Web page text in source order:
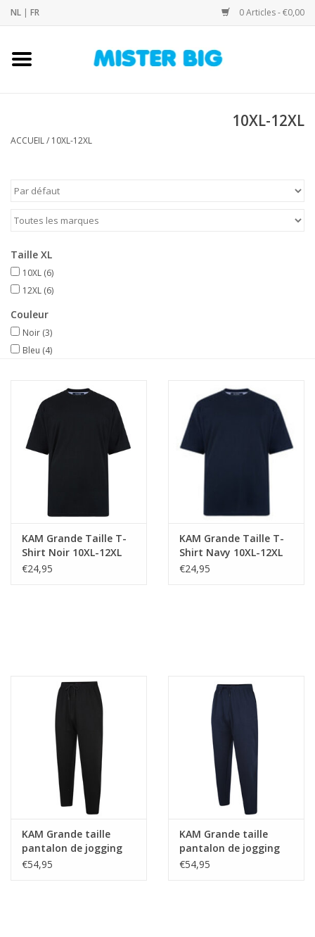
NL | FR 0 Articles - €0,00
Accueil
Notre Boutique
Contact
Marques
10XL-12XL
ACCUEIL/ 10XL-12XL
Taille XL
10XL (6)
12XL (6)
Couleur
Noir (3)
Bleu (4)
KAM Grande Taille T-
Shirt Noir 10XL-12XL
€24,95
KAM Grande Taille T-
Shirt Navy 10XL-12XL
€24,95
KAM Grande taille
pantalon de jogging
Noir 10XL-12XL
€54,95
KAM Grande taille
pantalon de jogging
Bleu marine 10XL-12XL
€54,95